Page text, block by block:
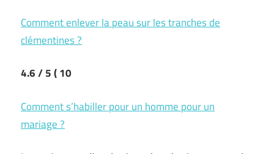
Comment enlever la peau sur les tranches de
clémentines ?
4.6/ 5( 10
Comment s’habiller pour un homme pour un
mariage ?